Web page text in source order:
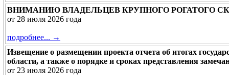
ВНИМАНИЮ ВЛАДЕЛЬЦЕВ КРУПНОГО РОГАТОГО
от 28 июля 2026 года
подробнее... →
Извещение о размещении проекта отчета об итогах
области, а также о порядке и сроках представления
от 23 июля 2026 года